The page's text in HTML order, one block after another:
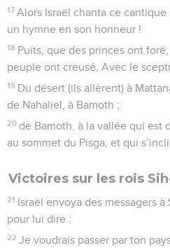
17 Alors Israël chanta ce
un hymne en son honneur !
18 Puits, que des princes ont
peuple ont creusé, Avec le
19 Du désert (ils allèrent) à
de Nahaliel, à Bamoth ;
20 de Bamoth, à la vallée qui est
au sommet du Pisga, et qui
Victoires sur les rois
21 Israël envoya des messagers à
pour lui dire :
22 Je voudrais passer par ton